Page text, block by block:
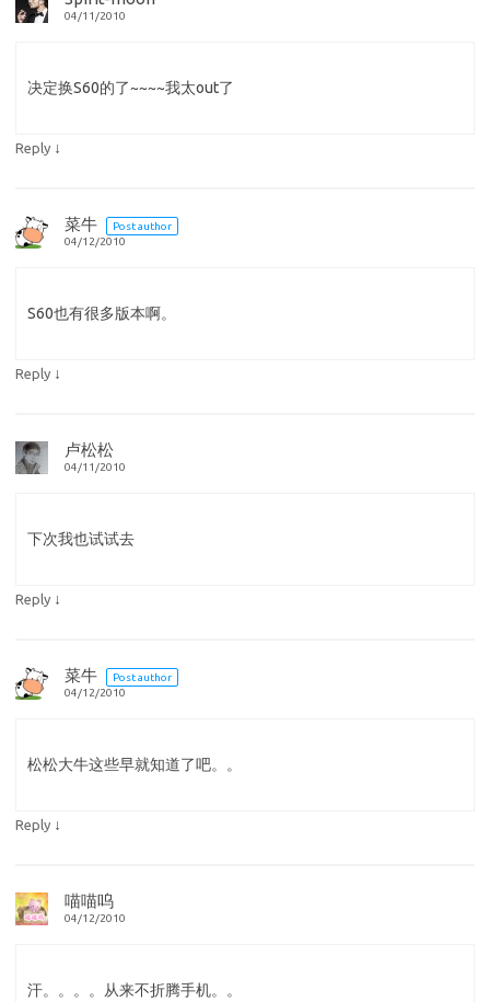
04/11/2010
决定换S60的了~~~~我太out了
Reply ↓
菜牛
Post author
04/12/2010
S60也有很多版本啊。
Reply ↓
卢松松
04/11/2010
下次我也试试去
Reply ↓
菜牛
Post author
04/12/2010
松松大牛这些早就知道了吧。。
Reply ↓
喵喵呜
04/12/2010
汗。。。。从来不折腾手机。。